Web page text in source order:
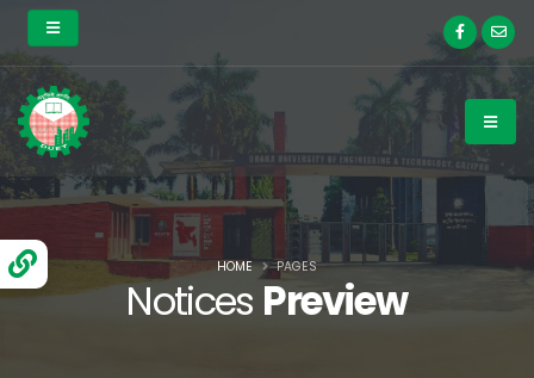
Notices Preview
HOME PAGES